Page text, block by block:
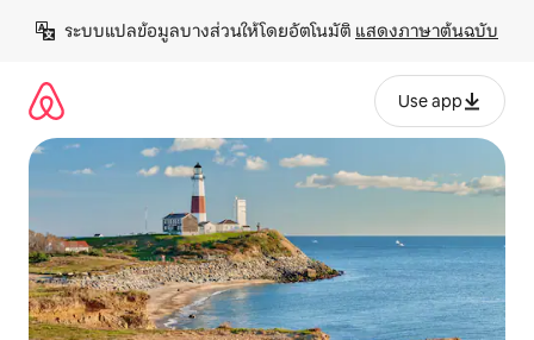
เนื้อหา
ระบบแปลข้อมูลบางส่วนให้โดยอัตโนมัติ แสดงภาษาต้นฉบับ
Use app